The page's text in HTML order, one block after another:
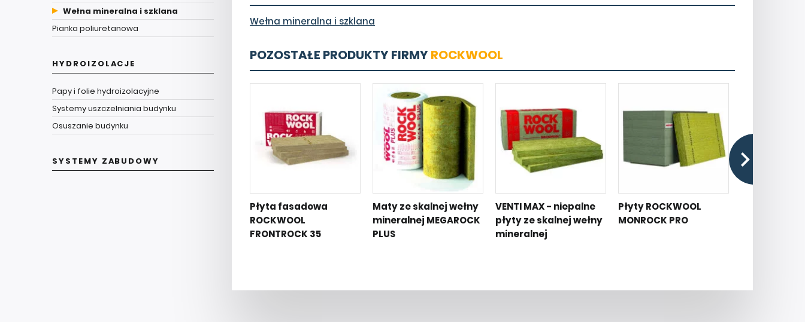
Wełna mineralna i szklana
Pianka poliuretanowa
HYDROIZOLACJE
Papy i folie hydroizolacyjne
Systemy uszczelniania budynku
Osuszanie budynku
SYSTEMY ZABUDOWY
Wełna mineralna i szklana
POZOSTAŁE PRODUKTY FIRMYROCKWOOL
Płyta fasadowa
ROCKWOOL
FRONTROCK 35
Maty ze skalnej wełny
mineralnej MEGAROCK
PLUS
VENTI MAX - niepalne
płyty ze skalnej wełny
mineralnej
Płyty ROCKWOOL
MONROCK PRO